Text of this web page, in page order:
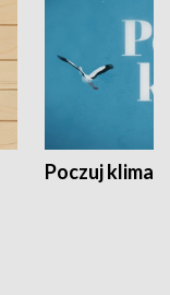
Poczuj klimat